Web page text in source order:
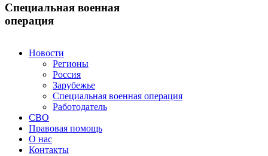
Специальная военная
операция
Новости
Регионы
Россия
Зарубежье
Специальная военная операция
Работодатель
СВО
Правовая помощь
О нас
Контакты